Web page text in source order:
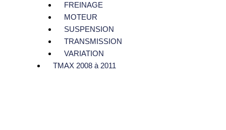
FREINAGE
MOTEUR
SUSPENSION
TRANSMISSION
VARIATION
TMAX 2008 à 2011